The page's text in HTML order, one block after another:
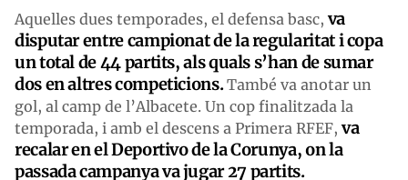
Aquelles dues temporades, el defensa basc, va
disputar entre campionat de la regularitat i copa
un total de 44 partits, als quals s’han de sumar
dos en altres competicions.També va anotar un
gol, al camp de l’Albacete. Un cop finalitzada la
temporada, i amb el descens a Primera RFEF,va
recalar en el Deportivo de la Corunya, on la
passada campanya va jugar 27 partits.